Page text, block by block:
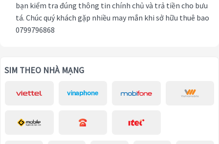
bạn kiểm tra đúng thông tin chính chủ và trả tiền cho bưu
tá. Chúc quý khách gặp nhiều may mắn khi sở hữu thuê bao
0799796868
SIM THEO NHÀ MẠNG